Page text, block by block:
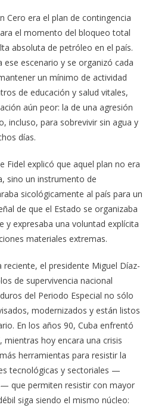
Cero era el plan de contingencia
el momento del bloqueo total
absoluta de petróleo en el país.
ese escenario y se organizó cada
un mínimo de actividad
de educación y salud vitales,
aún peor: la de una agresión
incluso, para sobrevivir sin agua y
días.
Fidel explicó que aquel plan no era
sino un instrumento de
sicológicamente al país para un
de que el Estado se organizaba
y expresaba una voluntad explícita
materiales extremas.
reciente, el presidente Miguel Díaz-
de supervivencia nacional
del Periodo Especial no sólo
modernizados y están listos
En los años 90, Cuba enfrentó
mientras hoy encara una crisis
herramientas para resistir la
tecnológicas y sectoriales —
que permiten resistir con mayor
siga siendo el mismo núcleo: